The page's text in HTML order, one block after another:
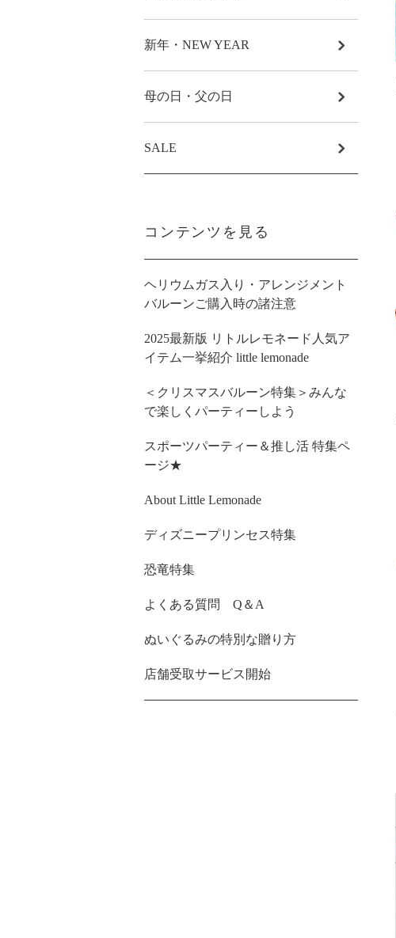
新年・NEW YEAR
母の日・父の日
SALE
コンテンツを見る
ヘリウムガス入り・アレンジメント
バルーンご購入時の諸注意
2025最新版 リトルレモネード人気ア
イテム一挙紹介 little lemonade
＜クリスマスバルーン特集＞みんな
で楽しくパーティーしよう
スポーツパーティー＆推し活 特集ペ
ージ★
About Little Lemonade
ディズニープリンセス特集
恐竜特集
よくある質問 Q＆A
ぬいぐるみの特別な贈り方
店舗受取サービス開始